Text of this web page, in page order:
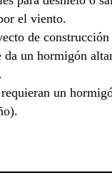
el viento.
de
da un hormigón
un